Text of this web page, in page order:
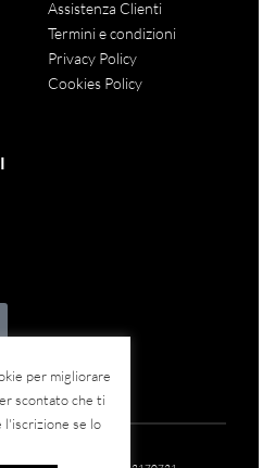
Assistenza Clienti
Termini e condizioni
Privacy Policy
Cookies Policy
per migliorare
scontato che ti
l'iscrizione se lo